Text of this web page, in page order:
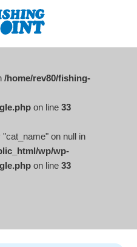
/home/rev80/fishing-
on line 33
on null in
wp/wp-
on line 33